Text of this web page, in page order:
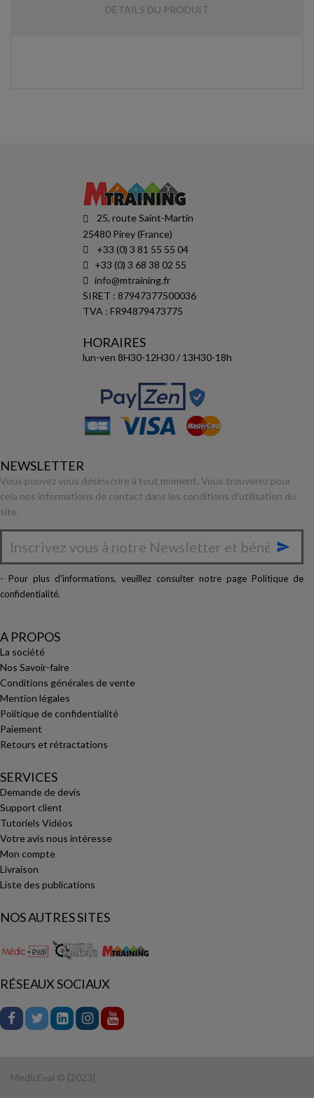
DÉTAILS DU PRODUIT
25, route Saint-Martin
25480 Pirey (France)
+33 (0) 3 81 55 55 04
+33 (0) 3 68 38 02 55
info@mtraining.fr
SIRET : 87947377500036
TVA : FR94879473775
HORAIRES
lun-ven 8H30-12H30 / 13H30-18h
NEWSLETTER
Vous pouvez vous désinscrire à tout moment. Vous trouverez pour
cela nos informations de contact dans les conditions d'utilisation du
site.

- Pour plus d'informations, veuillez consulter notre page Politique de
confidentialité.
A PROPOS
La société
Nos Savoir-faire
Conditions générales de vente
Mention légales
Politique de confidentialité
Paiement
Retours et rétractations
SERVICES
Demande de devis
Support client
Tutoriels Vidéos
Votre avis nous intéresse
Mon compte
Livraison
Liste des publications
NOS AUTRES SITES
RÉSEAUX SOCIAUX
MedicEval © [2023]